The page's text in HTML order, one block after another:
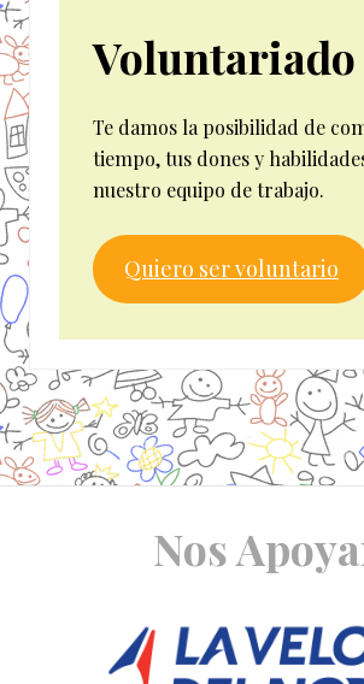
Voluntariado
Te damos la posibilidad de
tiempo, tus dones y
nuestro equipo de trabajo.
Quiero ser voluntario
Nos